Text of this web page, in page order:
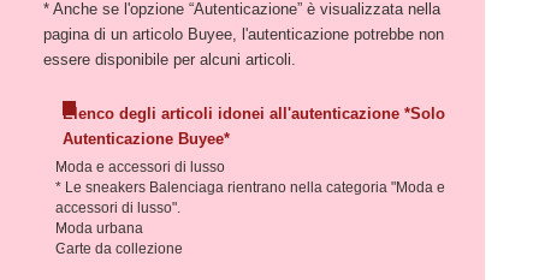
* Anche se l'opzione “Autenticazione” è visualizzata nella
pagina di un articolo Buyee, l'autenticazione potrebbe non
essere disponibile per alcuni articoli.
Elenco degli articoli idonei all'autenticazione *Solo
Autenticazione Buyee*
Moda e accessori di lusso
* Le sneakers Balenciaga rientrano nella categoria "Moda e
accessori di lusso".
Moda urbana
Carte da collezione